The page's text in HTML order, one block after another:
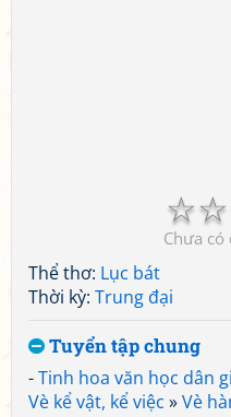
☆
☆
Chưa có
Thể thơ: Lục bát
Thời kỳ: Trung đại
Tuyển tập chung
-Tinh hoa văn học dân
Vè kể vật, kể việc »Vè